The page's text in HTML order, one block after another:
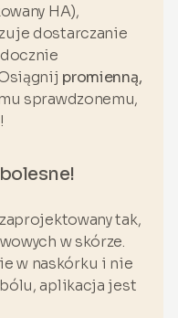
HA),
dostarczanie
promienną,
sprawdzonemu,
tak,
w skórze.
w naskórku i nie
aplikacja jest